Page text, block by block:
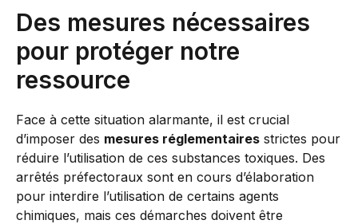
Des mesures nécessaires
pour protéger notre
ressource
Face à cette situation alarmante, il est crucial
d’imposer des mesures réglementaires strictes pour
réduire l’utilisation de ces substances toxiques. Des
arrêtés préfectoraux sont en cours d’élaboration
pour interdire l’utilisation de certains agents
chimiques, mais ces démarches doivent être